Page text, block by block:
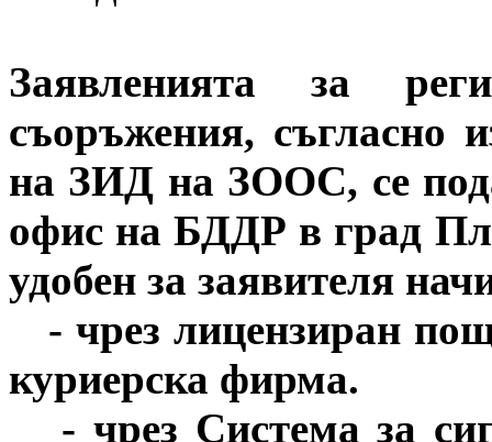
Заявленията за
съоръжения, съгласно
на ЗИД на ЗООС, се
офис на БДДР в град
удобен за заявителя
- чрез лицензиран
куриерска фирма.
- чрез Система за